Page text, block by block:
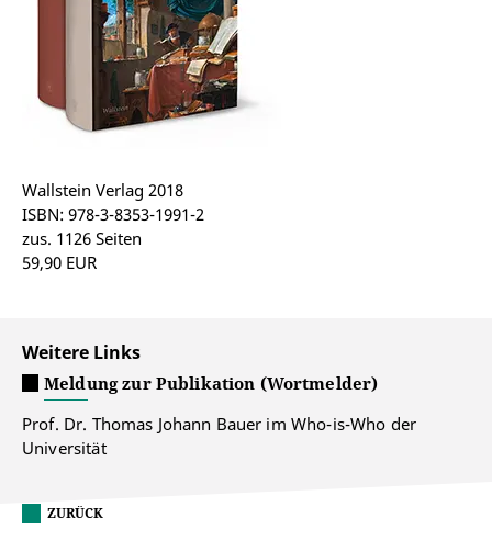
Wallstein Verlag 2018
ISBN: 978-3-8353-1991-2
zus. 1126 Seiten
59,90 EUR
Weitere Links
Meldung zur Publikation (Wortmelder)
Prof. Dr. Thomas Johann Bauer im Who-is-Who der
Universität
ZURÜCK